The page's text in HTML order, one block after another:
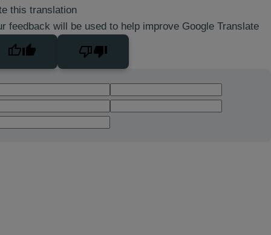
this translation
feedback will be used to help improve Google Translate